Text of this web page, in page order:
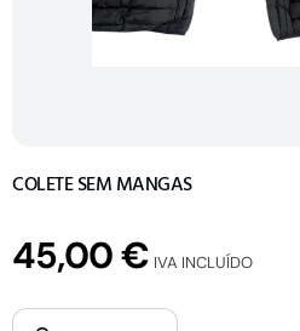
COLETE SEM MANGAS
45,00€ IVA INCLUÍDO